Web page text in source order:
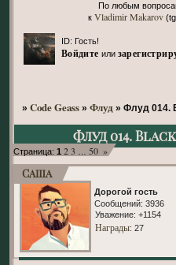
По любым
к Vladimir Makarov
ID: Гость!
Войдите или
» Code Geass » Флуд » Флуд 014.
Флуд 014.
Страница: 1 2 3 50 »
Саша
Дорогой гость
Сообщений: 3936
Уважение: +1154
Награды: 27